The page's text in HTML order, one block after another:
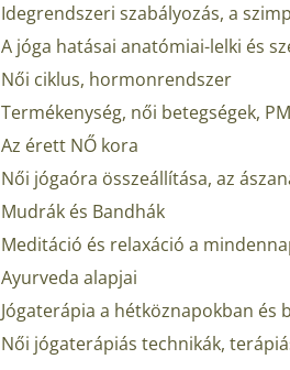
Idegrendszeri szabályozás, a
A jóga hatásai anatómiai-lelki és
Női ciklus, hormonrendszer
Termékenység, női betegségek,
Az érett NŐ kora
Női jógaóra összeállítása, az
Mudrák és Bandhák
Meditáció és relaxáció a
Ayurveda alapjai
Jógaterápia a hétköznapokban és
Női jógaterápiás technikák,